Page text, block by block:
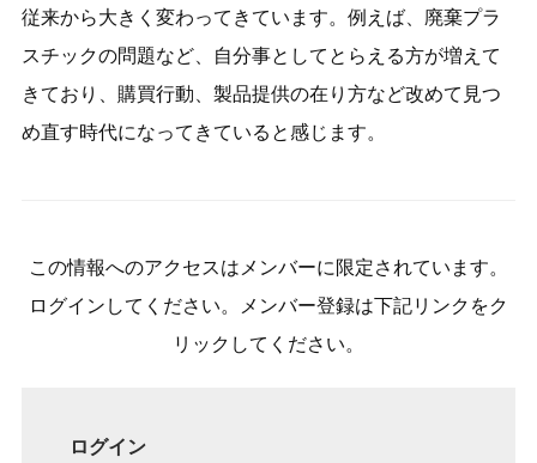
従来から大きく変わってきています。例えば、廃棄プラ
スチックの問題など、自分事としてとらえる方が増えて
きており、購買行動、製品提供の在り方など改めて見つ
め直す時代になってきていると感じます。
この情報へのアクセスはメンバーに限定されています。
ログインしてください。メンバー登録は下記リンクをク
リックしてください。
ログイン